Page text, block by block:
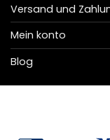
Versand und
Mein konto
Blog